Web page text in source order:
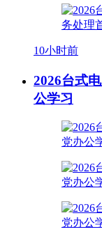
10小时前
2026台式
公学习